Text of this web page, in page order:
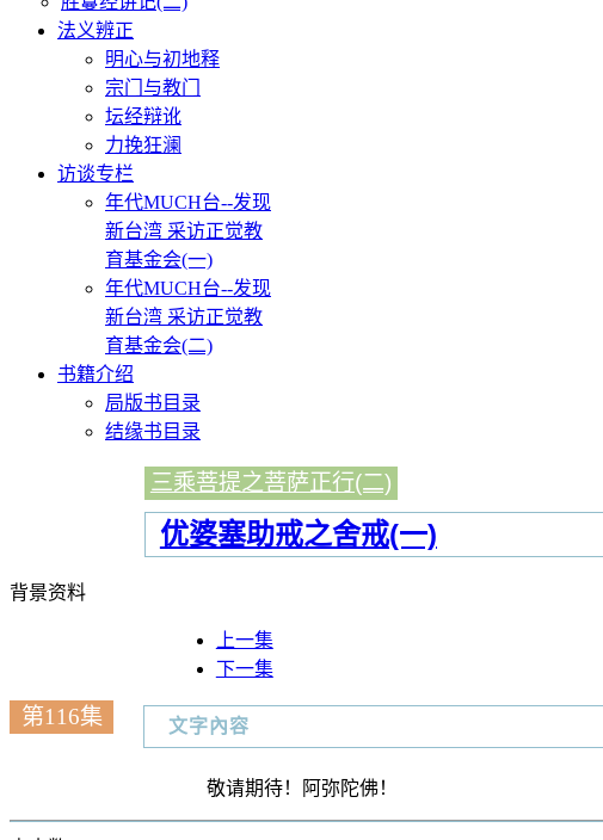
法义辨正
明心与初地释
宗门与教门
坛经辩讹
力挽狂澜
访谈专栏
年代MUCH台--发现
新台湾 采访正觉教
育基金会(一)
年代MUCH台--发现
新台湾 采访正觉教
育基金会(二)
书籍介绍
局版书目录
结缘书目录
三乘菩提之菩萨正行(二)
优婆塞助戒之舍戒(一)
背景资料
上一集
下一集
第116集 文字內容
敬请期待！阿弥陀佛！